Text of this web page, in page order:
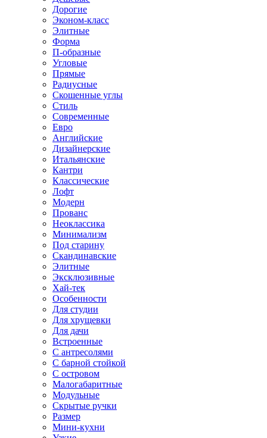
Дорогие
Эконом-класс
Элитные
Форма
П-образные
Угловые
Прямые
Радиусные
Скошенные углы
Стиль
Современные
Евро
Английские
Дизайнерские
Итальянские
Кантри
Классические
Лофт
Модерн
Прованс
Неоклассика
Минимализм
Под старину
Скандинавские
Элитные
Эксклюзивные
Хай-тек
Особенности
Для студии
Для хрущевки
Для дачи
Встроенные
С антресолями
С барной стойкой
С островом
Малогабаритные
Модульные
Скрытые ручки
Размер
Мини-кухни